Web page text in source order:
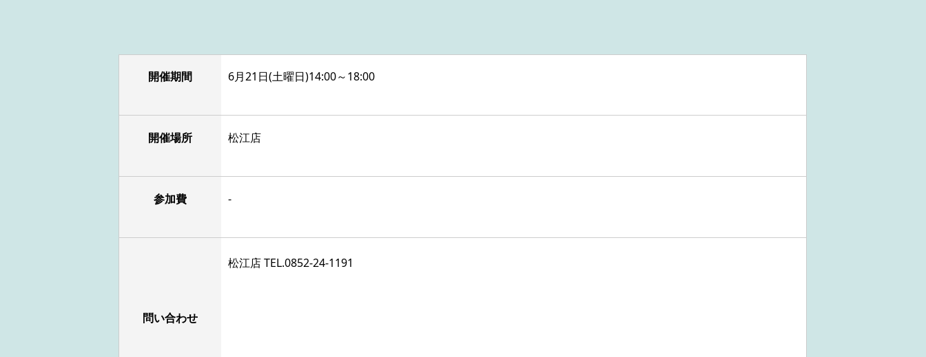
開催期間 6月21日(土曜日)14:00～18:00
開催場所 松江店
参加費 -
問い合わせ
松江店 TEL.0852-24-1191